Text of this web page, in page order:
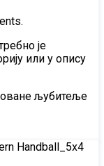
је
или у опису
љубитеље